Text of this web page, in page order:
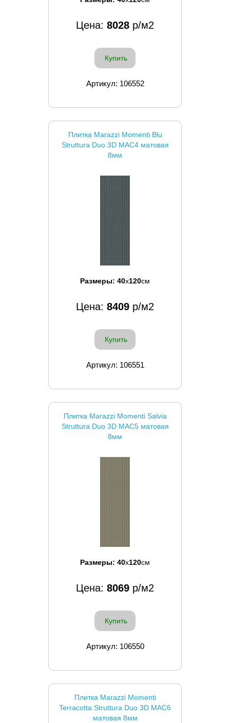
Цена: 8028 р/м2
Купить
Артикул: 106552
Плитка Marazzi Momenti Blu
Struttura Duo 3D MAC4 матовая
8мм
Размеры: 40x120см
Цена: 8409 р/м2
Купить
Артикул: 106551
Плитка Marazzi Momenti Salvia
Struttura Duo 3D MAC5 матовая
8мм
Размеры: 40x120см
Цена: 8069 р/м2
Купить
Артикул: 106550
Плитка Marazzi Momenti
Terracotta Struttura Duo 3D MAC6
матовая 8мм